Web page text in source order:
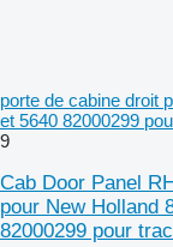
porte de cabine droit
et 5640 82000299
9
Cab Door Panel
pour New Holland
82000299 pour